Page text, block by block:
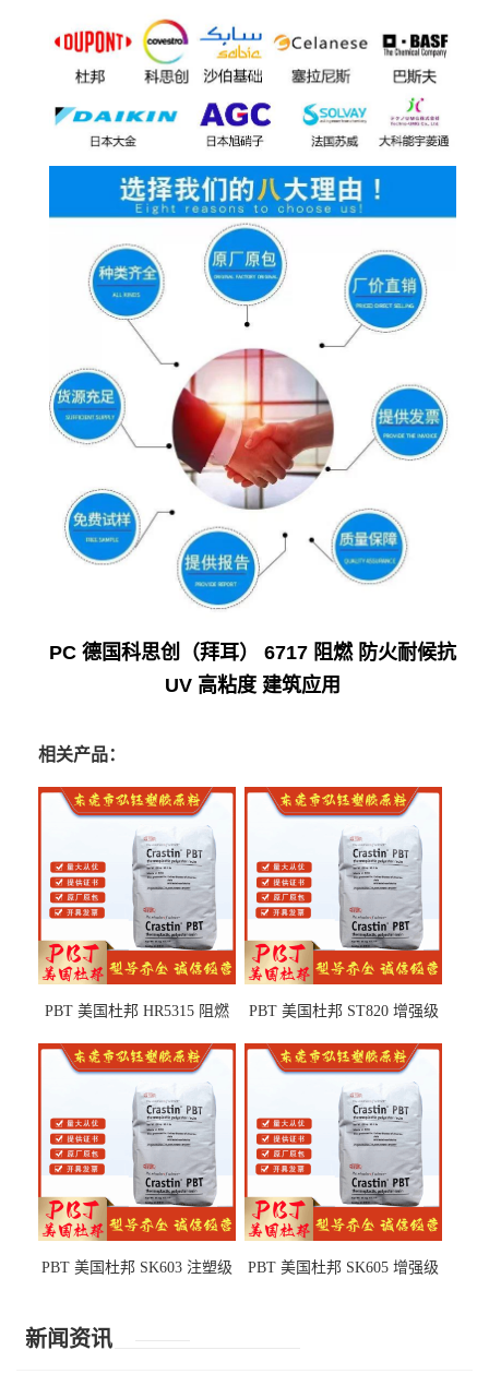
PC 德国科思创（拜耳） 6717 阻燃 防火耐候抗
UV 高粘度 建筑应用
相关产品：
PBT 美国杜邦 HR5315 阻燃
部件
PBT 美国杜邦 ST820 增强级
PBT 美国杜邦 SK603 注塑级
PBT 美国杜邦 SK605 增强级
新闻资讯